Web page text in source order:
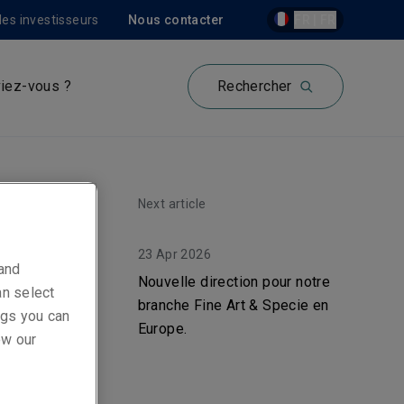
Nous contacter
investisseurs
vous ? Rechercher
Next article
23 Apr 2026
Nouvelle direction pour notre
branche Fine Art & Specie en
Europe.
select
you can
our